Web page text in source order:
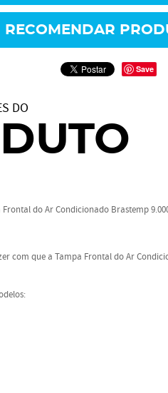
RECOMENDAR
Save
DO
do Ar Condicionado Brastemp
com que a Tampa Frontal do Ar